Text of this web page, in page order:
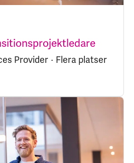
Provider · Flera platser